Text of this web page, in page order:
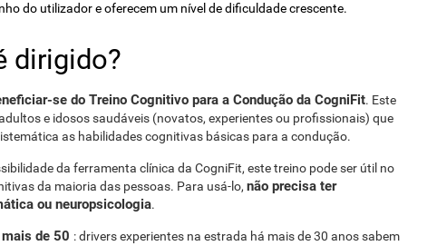
do utilizador e oferecem um nível de dificuldade crescente.
dirigido?
se do Treino Cognitivo para a Condução da CogniFit. Este
e idosos saudáveis ​​(novatos, experientes ou profissionais) que
as habilidades cognitivas básicas para a condução.
da ferramenta clínica da CogniFit, este treino pode ser útil no
da maioria das pessoas. Para usá-lo, não precisa ter
ou neuropsicologia.
de 50 : drivers experientes na estrada há mais de 30 anos sabem